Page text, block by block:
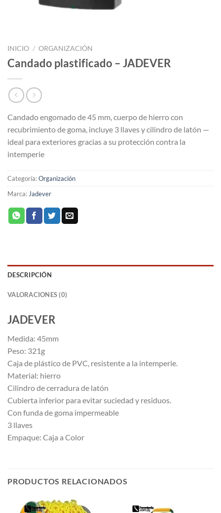
INICIO / ORGANIZACIÓN
Candado plastificado – JADEVER
Candado engomado de 45 mm, cuerpo de hierro con
recubrimiento de goma, incluye 3 llaves y cilindro de latón —
ideal para exteriores gracias a su protección contra la
intemperie
Categoría:Organización
Marca:Jadever
DESCRIPCIÓN
VALORACIONES (0)
JADEVER
Medida: 45mm
Peso: 321g
Caja de plástico de PVC, resistente a la intemperie.
Material: hierro
Cilindro de cerradura de latón
Cubierta inferior para evitar suciedad y residuos.
Con funda de goma impermeable
3 llaves
Empaque: Caja a Color
PRODUCTOS RELACIONADOS